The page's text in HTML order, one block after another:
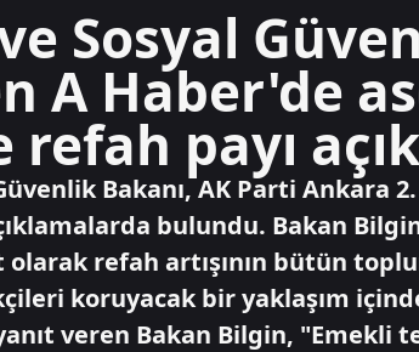
Sosyal
A Haber'de
payı
Bakanı, AK Parti
bulundu. Bakan
refah artışının bütün
koruyacak bir yaklaşım
veren Bakan Bilgin, "Emekli